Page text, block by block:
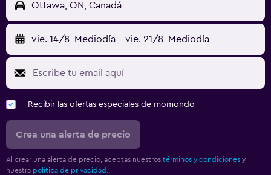
Ottawa, ON, Canadá
vie. 14/8 Mediodía - vie. 21/8 Mediodía
Recibir las ofertas especiales de momondo
Crea una alerta de precio
Al crear una alerta de precio, aceptas nuestros términos y condiciones y
nuestra política de privacidad..